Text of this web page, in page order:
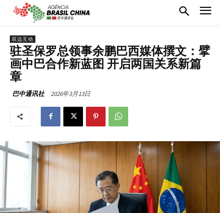
双边互动
驻圣保罗总领事余鹏巴西媒体撰文：擘
画中巴合作新蓝图 开启两国关系新篇
章
巴中通讯社 2026年3月13日